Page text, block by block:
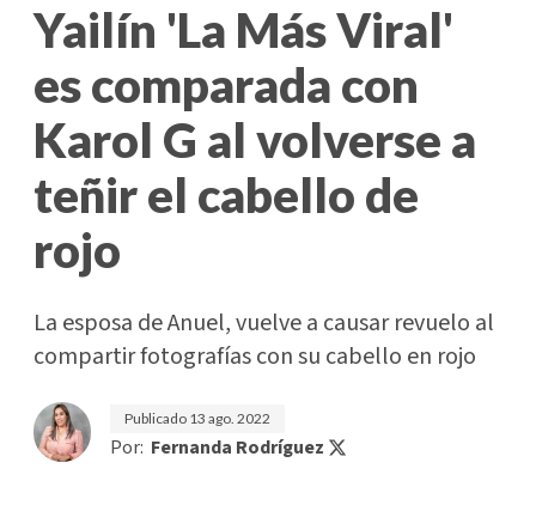
Yailín 'La Más Viral'
es comparada con
Karol G al volverse a
teñir el cabello de
rojo
La esposa de Anuel, vuelve a causar revuelo al
compartir fotografías con su cabello en rojo
Publicado 13 ago. 2022
Por: Fernanda Rodríguez